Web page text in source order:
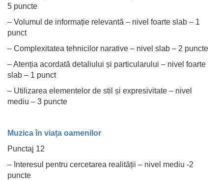
5 puncte
– Volumul de informație relevantă – nivel foarte slab – 1
punct
– Complexitatea tehnicilor narative – nivel slab – 2 puncte
– Atenția acordată detaliului și particularului – nivel foarte
slab – 1 punct
– Utilizarea elementelor de stil și expresivitate – nivel
mediu – 3 puncte
Muzica în viața oamenilor
Punctaj 12
– Interesul pentru cercetarea realității – nivel mediu -2
puncte